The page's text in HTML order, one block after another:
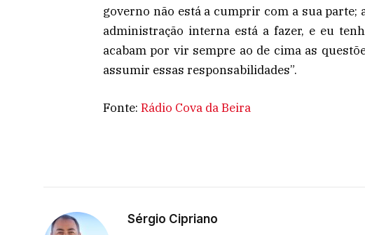
governo não está a cumprir com a sua
administração interna está a fazer, e eu
acabam por vir sempre ao de cima as
assumir essas responsabilidades”.
Fonte: Rádio Cova da Beira
Sérgio Cipriano